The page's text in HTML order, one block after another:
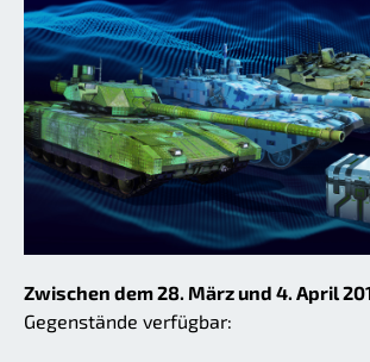
Zwischen dem 28. März und 4. April
Gegenstände verfügbar: